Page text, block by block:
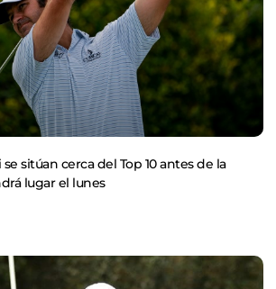
sitúan cerca del Top 10 antes de la
lugar el lunes